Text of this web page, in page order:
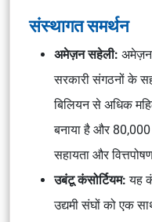
संस्थागत समर्थन
अमेज़न सहेली: अमेज़न
सरकारी संगठनों के
बिलियन से अधिक
बनाया है और 80,000
सहायता और
उबंटू कंसोर्टियम:यह
उद्यमी संघों को एक